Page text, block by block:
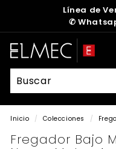
Línea de
✆
E
L
M
E
C
Inicio / Colecciones /
Fregador Bajo